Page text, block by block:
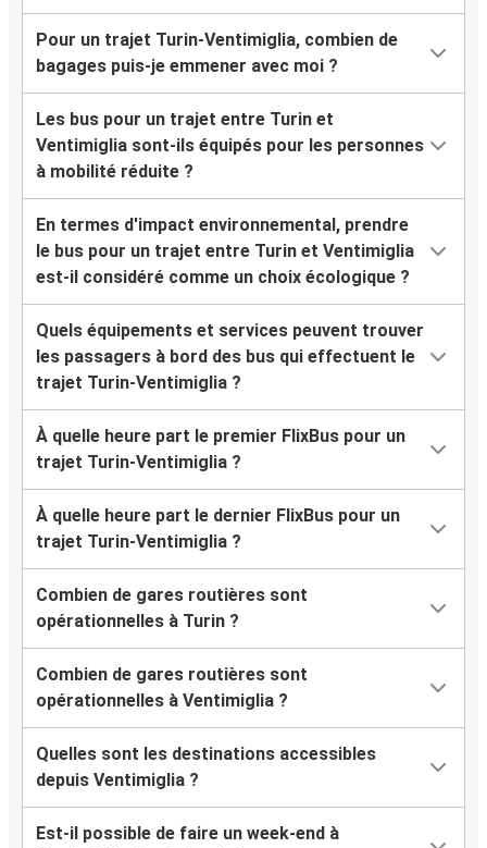
Pour un trajet Turin-Ventimiglia, combien de
bagages puis-je emmener avec moi ?
Les bus pour un trajet entre Turin et
Ventimiglia sont-ils équipés pour les personnes
à mobilité réduite ?
En termes d'impact environnemental, prendre
le bus pour un trajet entre Turin et Ventimiglia
est-il considéré comme un choix écologique ?
Quels équipements et services peuvent trouver
les passagers à bord des bus qui effectuent le
trajet Turin-Ventimiglia ?
À quelle heure part le premier FlixBus pour un
trajet Turin-Ventimiglia ?
À quelle heure part le dernier FlixBus pour un
trajet Turin-Ventimiglia ?
Combien de gares routières sont
opérationnelles à Turin ?
Combien de gares routières sont
opérationnelles à Ventimiglia ?
Quelles sont les destinations accessibles
depuis Ventimiglia ?
Est-il possible de faire un week-end à